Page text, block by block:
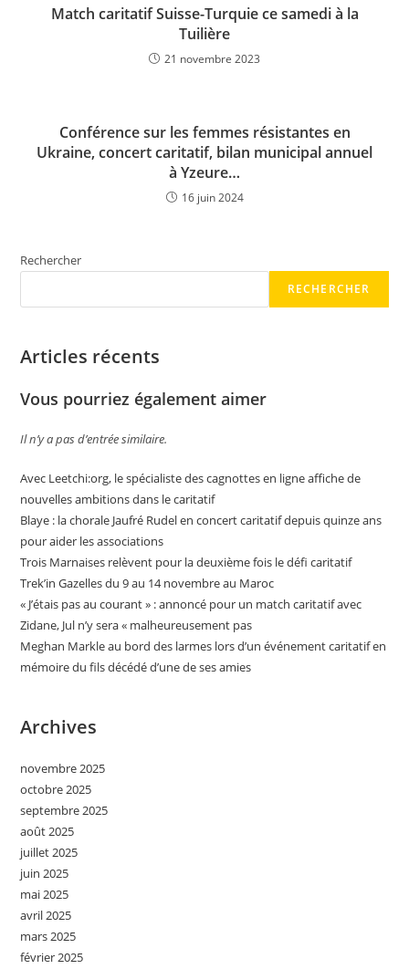
Match caritatif Suisse-Turquie ce samedi à la
Tuilière
21 novembre 2023
Conférence sur les femmes résistantes en
Ukraine, concert caritatif, bilan municipal annuel
à Yzeure…
16 juin 2024
Rechercher
RECHERCHER
Articles récents
Vous pourriez également aimer
Il n’y a pas d’entrée similaire.
Avec Leetchi:org, le spécialiste des cagnottes en ligne affiche de
nouvelles ambitions dans le caritatif
Blaye : la chorale Jaufré Rudel en concert caritatif depuis quinze ans
pour aider les associations
Trois Marnaises relèvent pour la deuxième fois le défi caritatif
Trek’in Gazelles du 9 au 14 novembre au Maroc
« J’étais pas au courant » : annoncé pour un match caritatif avec
Zidane, Jul n’y sera « malheureusement pas
Meghan Markle au bord des larmes lors d’un événement caritatif en
mémoire du fils décédé d’une de ses amies
Archives
novembre 2025
octobre 2025
septembre 2025
août 2025
juillet 2025
juin 2025
mai 2025
avril 2025
mars 2025
février 2025